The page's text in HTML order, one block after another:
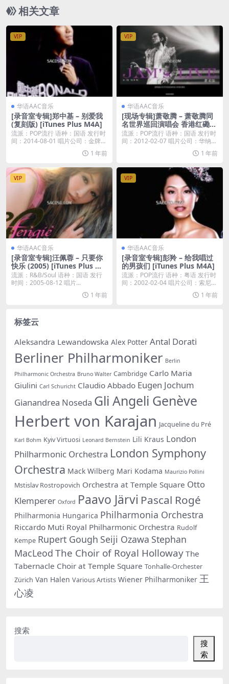
相关文章
VIP
华语AAC音乐
[录音室专辑]郑中基 – 别爱我
(复刻版) [iTunes Plus M4A]
流派：POP流行 语种：国语 发行时
间：2014-08-01 唱片公司：金牌大
1 年前
VIP
华语AAC音乐
[现场专辑]萧敬腾 – 萧敬腾同
名世界巡回演唱会 香港红磡站
– 有一种精神叫萧敬腾 [iTune
s Plus M4A]
流派：POP流行 语种：国语 发行时
间：2012-02-07 唱片公司：华纳唱
1 年前
VIP
华语AAC音乐
[录音室专辑]汪佩蓉 – 只要你
快乐 (2005) [iTunes Plus M4
A] 自购
流派：R&B/Soul 语种：国语 发行
时间：2005-08-12 唱片...
1 年前
VIP
华语AAC音乐
[录音室专辑]彭羚 – 给我唱过
的男孩们 [iTunes Plus M4A]
流派：POP流行 语种：粤语 发行时
间：2002-02-04 唱片公司：索尼音
1 年前
标签云
Aleksandra Lewandowska Alex Potter Antal Dorati
Berliner Philharmoniker Berlin
Philharmonic Orchestra Bruno Walter Cambridge Carlo Maria
Giulini Carl Schuricht Claudio Abbado Eugen Jochum
Gianandrea Noseda Gli Angeli Genève
Herbert von Karajan Jacqueline du Pré
Karl Bohm Kyiv Virtuosi Leonard Bernstein Lili Kraus London
Philharmonic Orchestra London Symphony
Orchestra Mack Wilberg Mari Kodama Maurizio Pollini
Mstislav Rostropovich Orchestra at Temple Square Otto
Klemperer Oxford Paavo Järvi Pascal Rogé
Philharmonia Hungarica Philharmonia Orchestra
Riccardo Muti Royal Philharmonic Orchestra Rudolf
Kempe Rupert Gough Seiji Ozawa Stephan
MacLeod The Choir of Royal Holloway The
Tabernacle Choir at Temple Square Tonhalle-Orchester
Zürich Van Halen Various Artists Wiener Philharmoniker 王
心凌
搜索
搜
索